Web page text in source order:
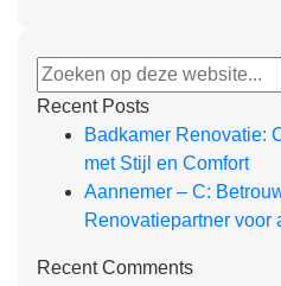
Recent Posts
Badkamer Renovatie:
met Stijl en Comfort
Aannemer – C:
Renovatiepartner voor
Recent Comments